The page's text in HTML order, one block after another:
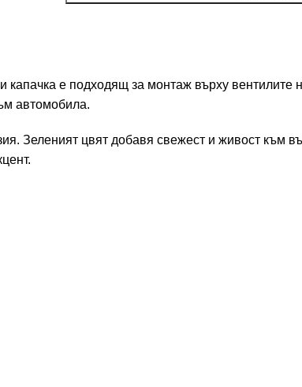
е подходящ за монтаж върху вентилите
автомобила.
Зеленият цвят добавя свежест и живост към